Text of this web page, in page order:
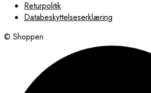
Returpolitik
Databeskyttelseserklæring
© Shoppen